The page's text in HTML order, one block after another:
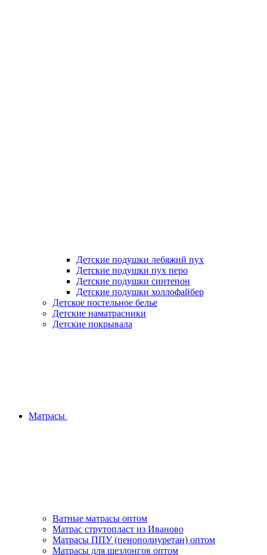
Детские подушки лебяжий пух
Детские подушки пух перо
Детские подушки синтепон
Детские подушки холлофайбер
Детское постельное белье
Детские наматрасники
Детские покрывала
Матрасы
Ватные матрасы оптом
Матрас струтопласт из Иваново
Матрасы ППУ (пенополиуретан) оптом
Матрасы для шезлонгов оптом